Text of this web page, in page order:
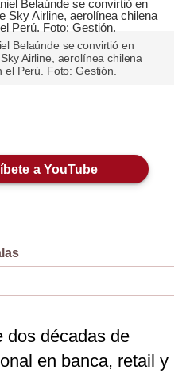
Belaúnde se convirtió en
Airline, aerolínea chilena
Perú. Foto: Gestión.
a YouTube
dos décadas de
en banca, retail y